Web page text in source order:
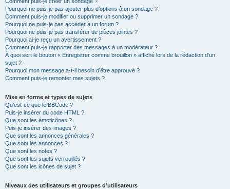
Pourquoi ne puis-je pas ajouter plus d’options à un sondage ?
Comment puis-je modifier ou supprimer un sondage ?
Pourquoi ne puis-je pas accéder à un forum ?
Pourquoi ne puis-je pas transférer de pièces jointes ?
Pourquoi ai-je reçu un avertissement ?
Comment puis-je rapporter des messages à un modérateur ?
À quoi sert le bouton « Enregistrer comme brouillon » affiché lors de la rédaction d’un
sujet ?
Pourquoi mon message a-t-il besoin d’être approuvé ?
Comment puis-je remonter mes sujets ?
Mise en forme et types de sujets
Qu’est-ce que le BBCode ?
Puis-je insérer du code HTML ?
Que sont les émoticônes ?
Puis-je insérer des images ?
Que sont les annonces générales ?
Que sont les annonces ?
Que sont les notes ?
Que sont les sujets verrouillés ?
Que sont les icônes de sujet ?
Niveaux des utilisateurs et groupes d’utilisateurs